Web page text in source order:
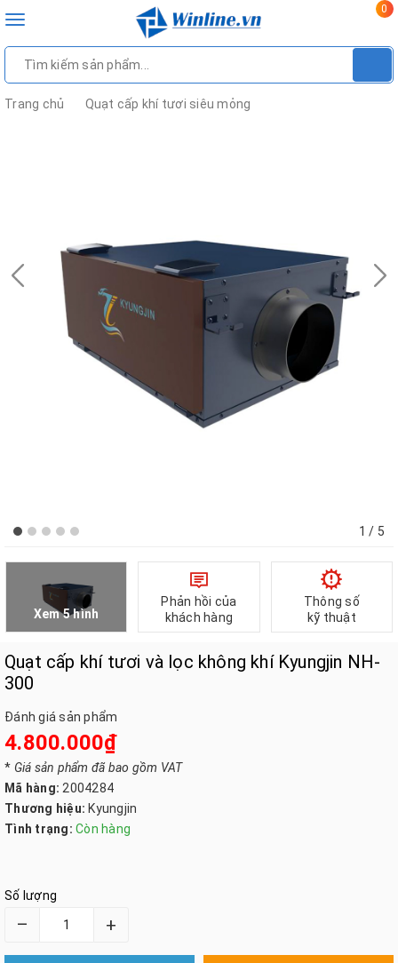
Toggle
0
Trang chủ Quạt cấp khí tươi siêu mỏng
1 / 5
Xem 5 hình
Phản hồi của
khách hàng
Thông số
kỹ thuật
Quạt cấp khí tươi và lọc không khí Kyungjin NH-
300
Đánh giá sản phẩm
4.800.000₫
* Giá sản phẩm đã bao gồm VAT
Mã hàng: 2004284
Thương hiệu: Kyungjin
Tình trạng: Còn hàng
Số lượng
– +